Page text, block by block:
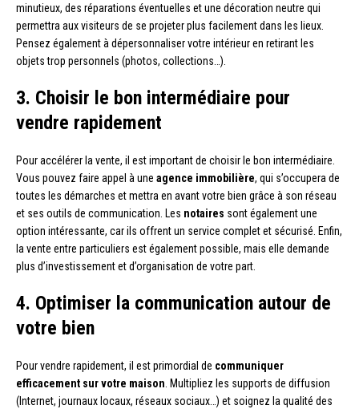
minutieux, des réparations éventuelles et une décoration neutre qui
permettra aux visiteurs de se projeter plus facilement dans les lieux.
Pensez également à dépersonnaliser votre intérieur en retirant les
objets trop personnels (photos, collections…).
3. Choisir le bon intermédiaire pour
vendre rapidement
Pour accélérer la vente, il est important de choisir le bon intermédiaire.
Vous pouvez faire appel à une agence immobilière, qui s’occupera de
toutes les démarches et mettra en avant votre bien grâce à son réseau
et ses outils de communication. Les notaires sont également une
option intéressante, car ils offrent un service complet et sécurisé. Enfin,
la vente entre particuliers est également possible, mais elle demande
plus d’investissement et d’organisation de votre part.
4. Optimiser la communication autour de
votre bien
Pour vendre rapidement, il est primordial de communiquer
efficacement sur votre maison . Multipliez les supports de diffusion
(Internet, journaux locaux, réseaux sociaux…) et soignez la qualité des